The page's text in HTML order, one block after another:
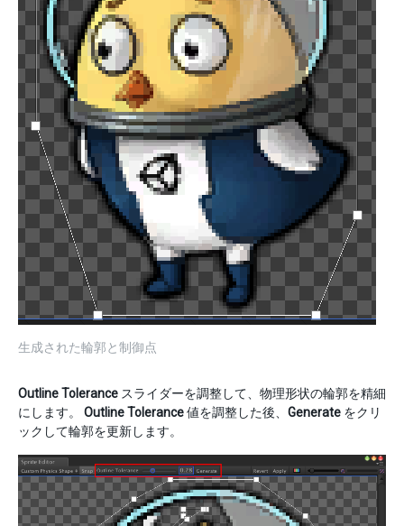
生成された輪郭と制御点
Outline Tolerance スライダーを調整して、物理形状の輪郭を精細
にします。 Outline Tolerance値を調整した後、 Generate をクリ
ックして輪郭を更新します。